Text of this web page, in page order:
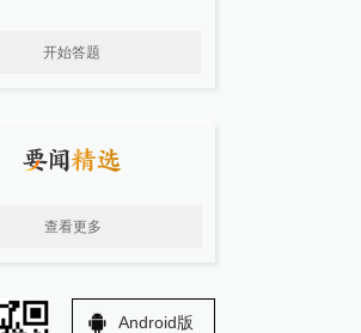
开始答题
查看更多
Android版